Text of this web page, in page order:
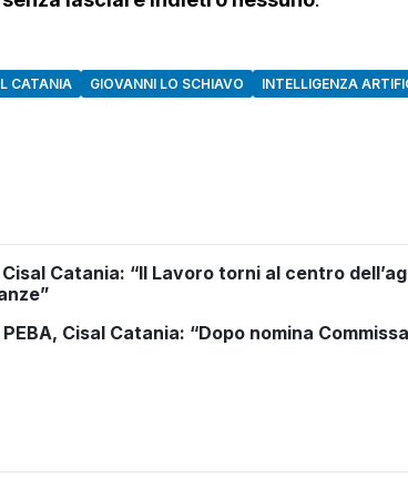
CATANIA GIOVANNI LO SCHIAVO INTELLIGENZA
Cisal Catania: “Il Lavoro torni al centro
Cisal Catania: “Dopo nomina